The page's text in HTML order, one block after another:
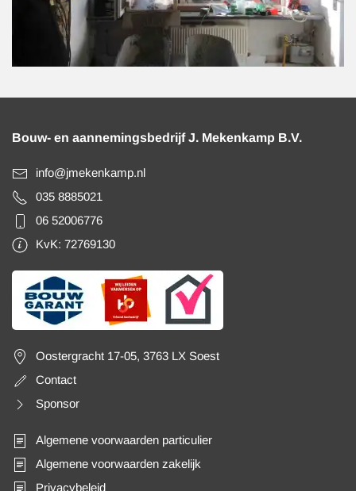
Bouw- en aannemingsbedrijf J. Mekenkamp B.V.
info@jmekenkamp.nl
035 8885021
06 52006776
KvK: 72769130
Oostergracht 17-05, 3763 LX Soest
Contact
Sponsor
Algemene voorwaarden particulier
Algemene voorwaarden zakelijk
Privacybeleid